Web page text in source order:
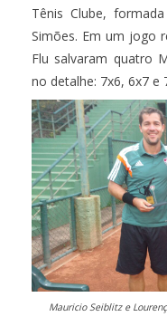
Tênis Clube,
Simões. Em um jogo
Flu salvaram quatro
no detalhe: 7x6, 6x7 e
Mauricio Seiblitz e